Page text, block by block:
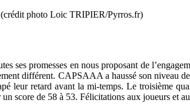
photo Loic TRIPIER/Pyrros.fr)
promesses en nous proposant de
différent. CAPSAAA a haussé son niveau
leur retard avant la mi-temps. Le troisième
score de 58 à 53. Félicitations aux joueurs et